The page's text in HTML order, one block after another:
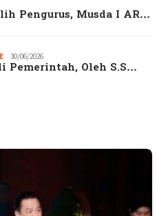
Pengurus, Musda I AR…
30/06/2026
Pemerintah, Oleh S.S…